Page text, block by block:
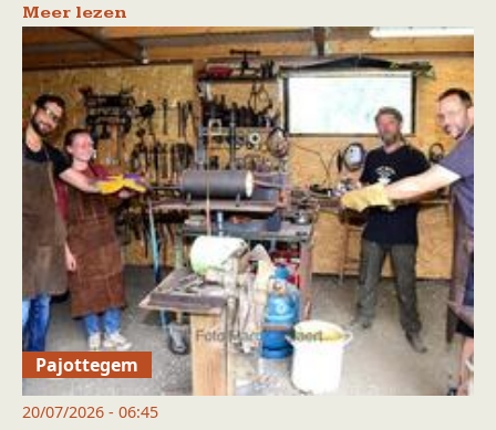
Meer lezen
Pajottegem
20/07/2026 - 06:45